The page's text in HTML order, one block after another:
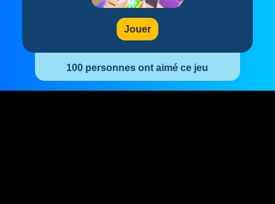
Jouer
100 personnes ont aimé ce jeu